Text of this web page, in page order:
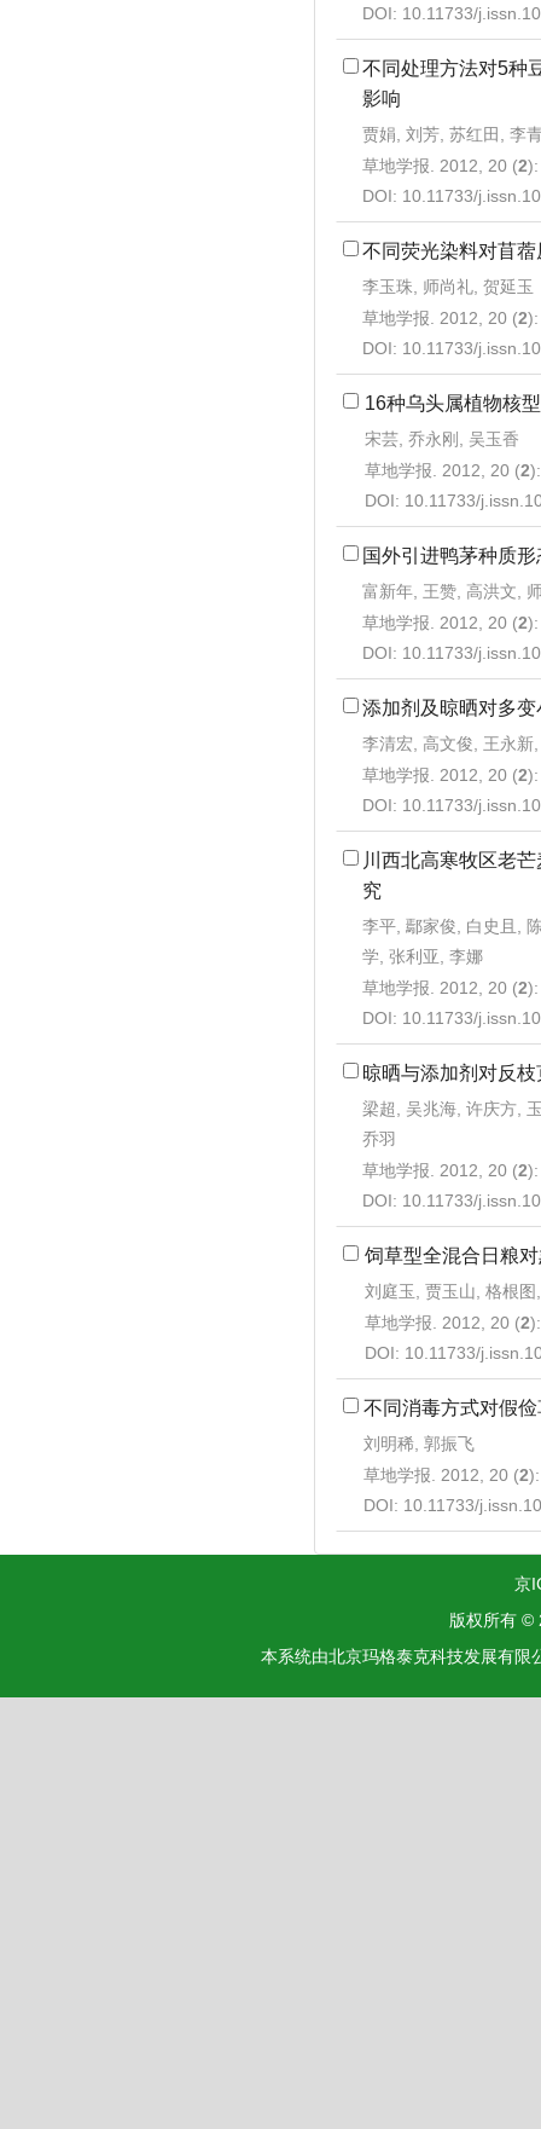
DOI: 10.11733/
不同处理方法对5种
影响
贾娟, 刘芳, 苏红田, 李
草地学报. 2012, 20 (2
DOI: 10.11733/
不同荧光染料对苜
李玉珠, 师尚礼, 贺延玉
草地学报. 2012, 20 (2
DOI: 10.11733/
16种乌头属植物核
宋芸, 乔永刚, 吴玉香
草地学报. 2012, 20 (2
DOI: 10.11733/
国外引进鸭茅种质
富新年, 王赞, 高洪文,
草地学报. 2012, 20 (2
DOI: 10.11733/
添加剂及晾晒对多
李清宏, 高文俊, 王永新
草地学报. 2012, 20 (2
DOI: 10.11733/
川西北高寒牧区老
究
李平, 鄢家俊, 白史且,
学, 张利亚, 李娜
草地学报. 2012, 20 (2
DOI: 10.11733/
晾晒与添加剂对反
梁超, 吴兆海, 许庆方,
乔羽
草地学报. 2012, 20 (2
DOI: 10.11733/
饲草型全混合日粮
刘庭玉, 贾玉山, 格根图
草地学报. 2012, 20 (2
DOI: 10.11733/
不同消毒方式对假
刘明稀, 郭振飞
草地学报. 2012, 20 (2
DOI: 10.11733/
京
版权所有 ©
本系统由北京玛格泰克科技发展有